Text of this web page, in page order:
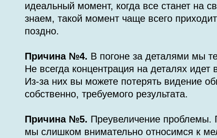
идеальный момент, когда все станет на
знаем, такой момент чаще всего
поздно.
Причина №4. В погоне за деталями мы
Не всегда концентрация на деталях идет
Из-за них вы можете потерять видение
собственно, требуемого результата.
Причина №5. Преувеличение проблемы.
мы слишком внимательно относимся к